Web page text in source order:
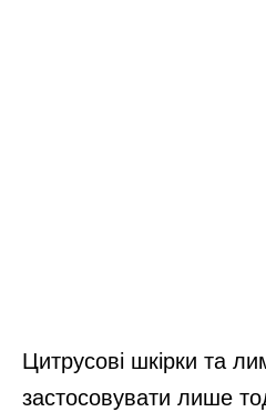
Цитрусові шкірки та
застосовувати лише